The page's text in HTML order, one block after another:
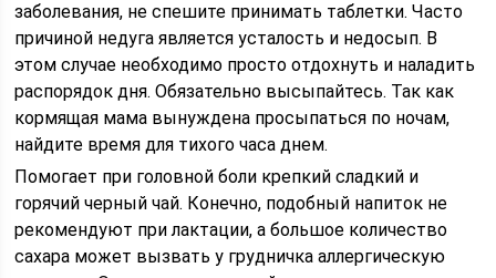
заболевания, не спешите принимать таблетки. Часто
причиной недуга является усталость и недосып. В
этом случае необходимо просто отдохнуть и наладить
распорядок дня. Обязательно высыпайтесь. Так как
кормящая мама вынуждена просыпаться по ночам,
найдите время для тихого часа днем.
Помогает при головной боли крепкий сладкий и
горячий черный чай. Конечно, подобный напиток не
рекомендуют при лактации, а большое количество
сахара может вызвать у грудничка аллергическую